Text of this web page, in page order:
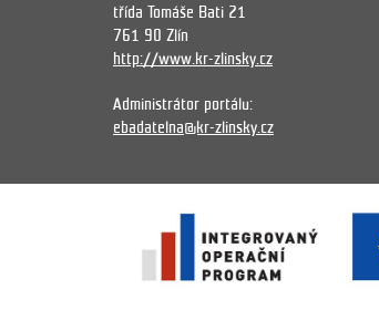
třída Tomáše Bati 21
761 90 Zlín
http://www.kr-zlinsky.cz
Administrátor portálu:
ebadatelna@kr-zlinsky.cz